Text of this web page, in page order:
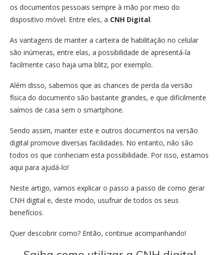
os documentos pessoais sempre à mão por meio do
dispositivo móvel. Entre eles, a CNH Digital.
As vantagens de manter a carteira de habilitação no celular
são inúmeras, entre elas, a possibilidade de apresentá-la
facilmente caso haja uma blitz, por exemplo.
Além disso, sabemos que as chances de perda da versão
física do documento são bastante grandes, e que dificilmente
saímos de casa sem o smartphone.
Sendo assim, manter este e outros documentos na versão
digital promove diversas facilidades. No entanto, não são
todos os que conheciam esta possibilidade. Por isso, estamos
aqui para ajudá-lo!
Neste artigo, vamos explicar o passo a passo de como gerar
CNH digital e, deste modo, usufruir de todos os seus
benefícios.
Quer descobrir como? Então, continue acompanhando!